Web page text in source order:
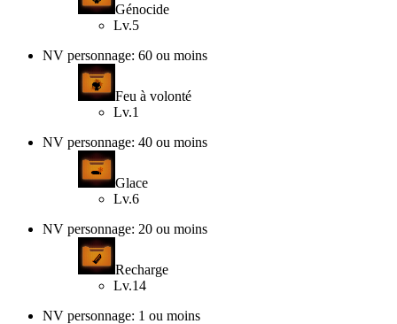
Génocide
Lv.5
NV personnage: 60 ou moins
Feu à volonté
Lv.1
NV personnage: 40 ou moins
Glace
Lv.6
NV personnage: 20 ou moins
Recharge
Lv.14
NV personnage: 1 ou moins